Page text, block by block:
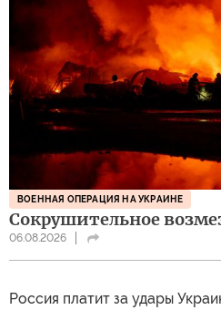
ВОЕННАЯ ОПЕРАЦИЯ НА УКРАИНЕ
Сокрушительное
06.08.2026
Россия платит за удары